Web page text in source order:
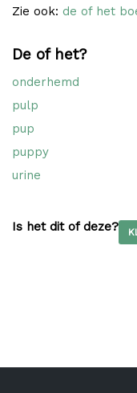
Zie ook: de of het
De of het?
onderhemd
pulp
pup
puppy
urine
Is het dit of deze?